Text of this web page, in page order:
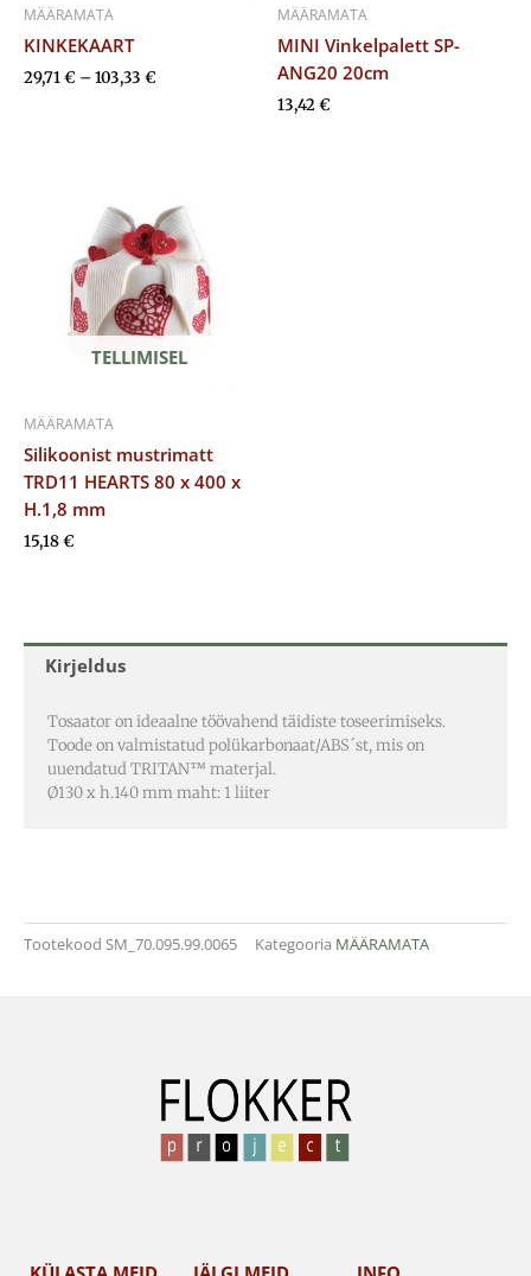
Kirjeldus
Tosaator on ideaalne töövahend täidiste toseerimiseks.
Toode on valmistatud polükarbonaat/ABS´st, mis on
uuendatud TRITAN™ materjal.
Ø130 x h.140 mm maht: 1 liiter
Tootekood SM_70.095.99.0065 Kategooria MÄÄRAMATA
MÄÄRAMATA
KINKEKAART
29,71€ –103,33 €
MÄÄRAMATA
MINI Vinkelpalett SP-
ANG20 20cm
13,42€
TELLIMISEL
MÄÄRAMATA
Silikoonist mustrimatt
TRD11 HEARTS 80 x 400 x
H.1,8 mm
15,18€